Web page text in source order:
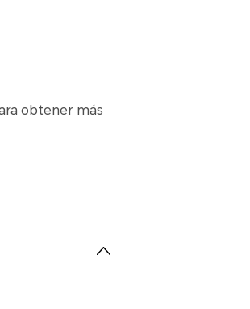
obtener más